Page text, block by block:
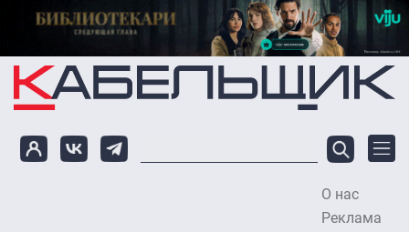
Перейти к основному содержанию
О нас
Реклама